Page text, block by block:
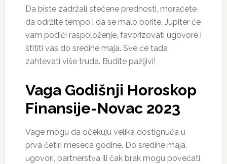
Da biste zadržali stečene prednosti, moraćete
da održite tempo i da se malo borite. Jupiter će
vam podići raspoloženje, favorizovati ugovore i
štititi vas do sredine maja. Sve će tada
zahtevati više truda. Budite pažljivi!
Vaga Godišnji Horoskop
Finansije-Novac 2023
Vage mogu da očekuju velika dostignuća u
prva četiri meseca godine. Do sredine maja,
ugovori, partnerstva ili čak brak mogu povećati